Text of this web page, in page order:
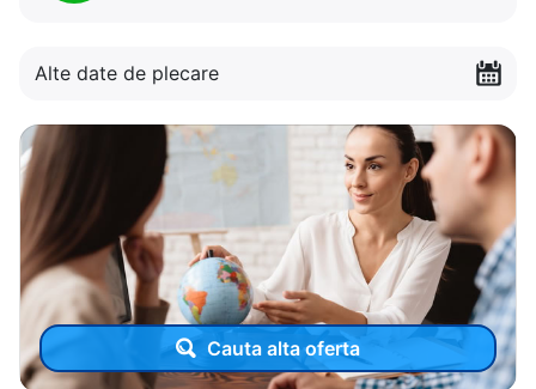
Alte date de plecare
Cauta alta oferta